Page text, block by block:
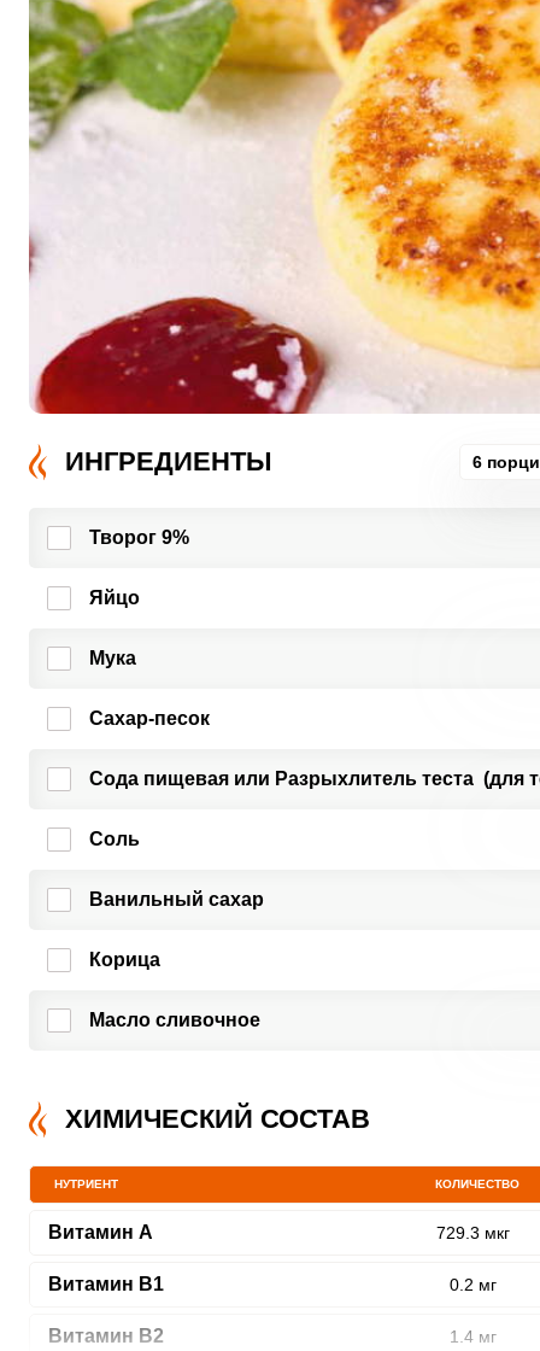
ИНГРЕДИЕНТЫ 6
Творог 9%
Яйцо
Мука
Сахар-песок
Сода пищевая или Разрыхлитель теста (для
Соль
Ванильный сахар
Корица
Масло сливочное
ХИМИЧЕСКИЙ СОСТАВ
НУТРИЕНТ КОЛИЧЕСТВО
Витамин A 729.3 мкг
Витамин В1 0.2 мг
Витамин В2 1.4 мг
ШАГ1 ИЗ 17